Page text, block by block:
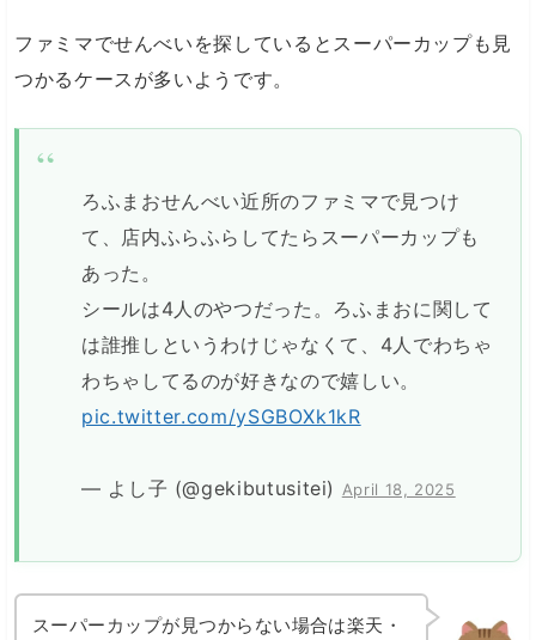
ファミマでせんべいを探しているとスーパーカップも見
つかるケースが多いようです。
ろふまおせんべい近所のファミマで見つけ
て、店内ふらふらしてたらスーパーカップも
あった。
シールは4人のやつだった。ろふまおに関して
は誰推しというわけじゃなくて、4人でわちゃ
わちゃしてるのが好きなので嬉しい。
pic.twitter.com/ySGBOXk1kR
— よし子 (@gekibutusitei) April 18, 2025
スーパーカップが見つからない場合は楽天・